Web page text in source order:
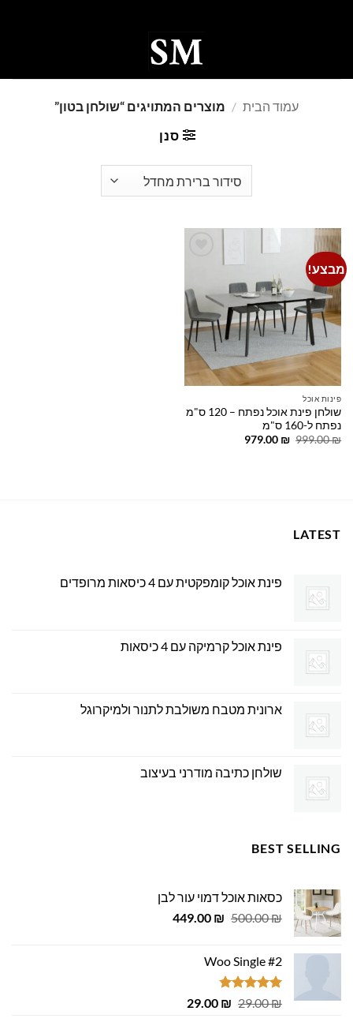
עמוד הבית / מוצרים המתויגים “שולחן בטון”
סנן
מבצע!
פינות אוכל
שולחן פינת אוכל נפתח – 120 ס"מ
נפתח ל-160 ס"מ
999.00₪
המחיר
979.00 ₪
המחיר
LATEST
פינת אוכל קומפקטית עם 4 כיסאות מרופדים
פינת אוכל קרמיקה עם 4 כיסאות
ארונית מטבח משולבת לתנור ולמיקרוגל
שולחן כתיבה מודרני בעיצוב
BEST SELLING
כסאות אוכל דמוי עור לבן
500.00₪
המחיר
500.00 ₪.
449.00 ₪
המחיר
Woo Single #2
דורג4.75
29.00₪
המחיר
29.00 ₪
המחיר